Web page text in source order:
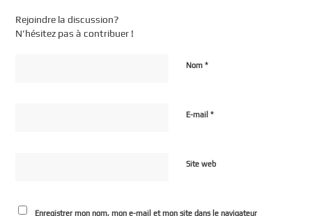
Rejoindre la discussion?
N’hésitez pas à contribuer !
Nom*
E-mail*
Site web
Enregistrer mon nom, mon e-mail et mon site dans le navigateur